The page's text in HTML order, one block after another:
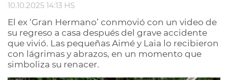
10.10.2025 14:13 HS
El ex ‘Gran Hermano’ conmovió con un video de
su regreso a casa después del grave accidente
que vivió. Las pequeñas Aimé y Laia lo recibieron
con lágrimas y abrazos, en un momento que
simboliza su renacer.